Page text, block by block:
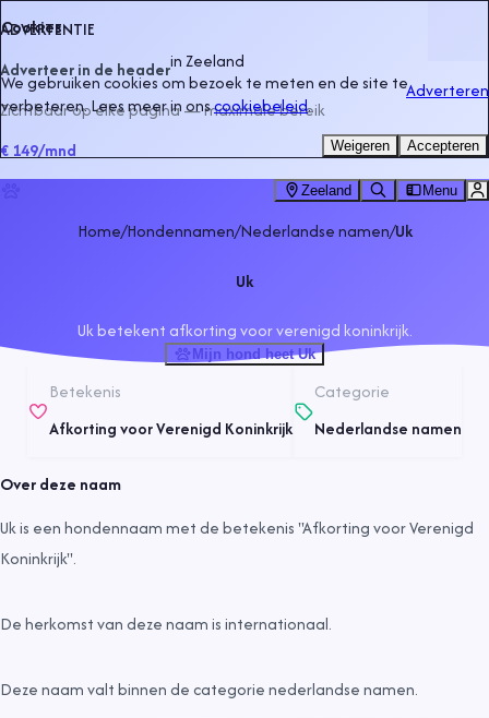
ADVERTENTIE
Adverteer in de headerinZeeland
Zichtbaar op elke pagina — maximale bereik
€ 149/mnd
Adverteren
Zeeland Menu
Home/Hondennamen/Nederlandse namen/Uk
Uk
Uk betekent afkorting voor verenigd koninkrijk.
Mijn hond heet Uk
Betekenis
Afkorting voor Verenigd Koninkrijk
Categorie
Nederlandse namen
Over deze naam
Uk is een hondennaam met de betekenis "Afkorting voor Verenigd
Koninkrijk".
De herkomst van deze naam isinternationaal.
Deze naam valt binnen de categorienederlandse namen.
Cookies
We gebruiken cookies om bezoek te meten en de site te
verbeteren. Lees meer in onscookiebeleid.
Weigeren Accepteren